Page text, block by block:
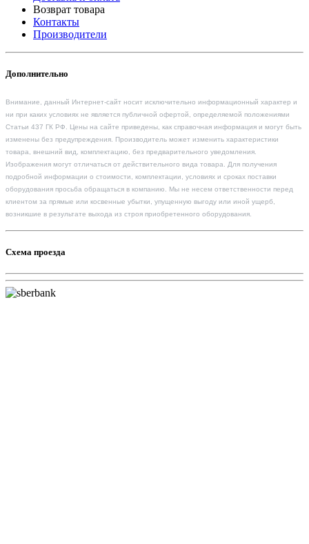
Возврат товара
Контакты
Производители
Дополнительно
Внимание, данный Интернет-сайт носит исключительно информационный характер и
ни при каких условиях не является публичной офертой, определяемой положениями
Статьи 437 ГК РФ. Цены на сайте приведены, как справочная информация и могут быть
изменены без предупреждения. Производитель может изменить характеристики
товара, внешний вид, комплектацию, без предварительного уведомления.
Изображения могут отличаться от действительного вида товара. Для получения
подробной информации о стоимости, комплектации, условиях и сроках поставки
оборудования просьба обращаться в компанию. Мы не несем ответственности перед
клиентом за прямые или косвенные убытки, упущенную выгоду или иной ущерб,
возникшие в результате выхода из строя приобретенного оборудования.
Схема проезда